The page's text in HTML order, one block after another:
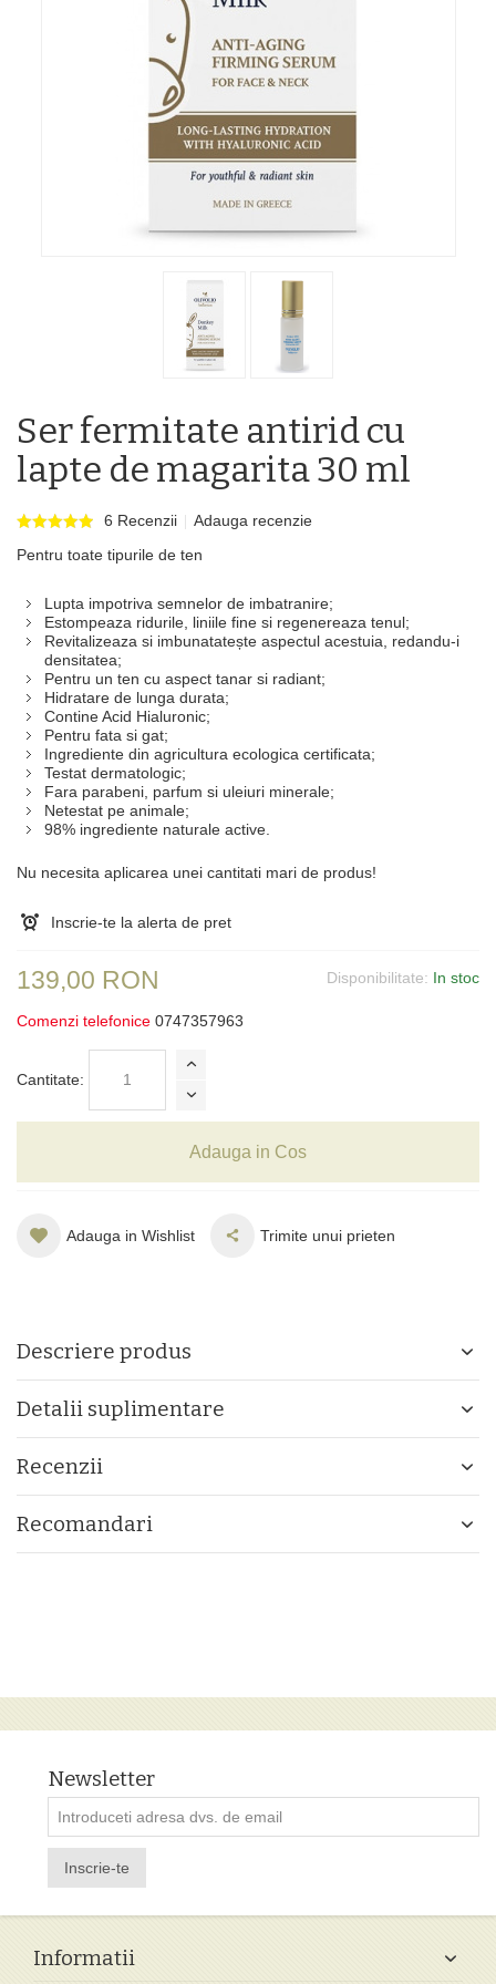
Ser fermitate antirid cu
lapte de magarita 30 ml
6 Recenzii
Adauga recenzie
Pentru toate tipurile de ten
Lupta impotriva semnelor de imbatranire;
Estompeaza ridurile, liniile fine si regenereaza tenul;
Revitalizeaza si imbunatatește aspectul acestuia, redandu-i
densitatea;
Pentru un ten cu aspect tanar si radiant;
Hidratare de lunga durata;
Contine Acid Hialuronic;
Pentru fata si gat;
Ingrediente din agricultura ecologica certificata;
Testat dermatologic;
Fara parabeni, parfum si uleiuri minerale;
Netestat pe animale;
98% ingrediente naturale active.
Nu necesita aplicarea unei cantitati mari de produs!
Inscrie-te la alerta de pret
Disponibilitate: In stoc
139,00 RON
Comenzi telefonice 0747357963
Cantitate:
Adauga in Cos
Adauga in Wishlist Trimite unui prieten
Descriere produs
Detalii suplimentare
Recenzii
Recomandari
Newsletter
Inscrie-te
Informatii